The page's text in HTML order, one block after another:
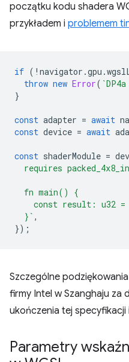
początku kodu shadera
przykładem i problemem
if ( ! navigator .gpu .
throw new Error(
}
const adapter = await
const device = await
const shaderModule =
requires
  fn main() {
const result: u32
  }`
,
});
Szczególne
firmy Intel w Szanghaju za
ukończenia tej specyfikacji
Parametry